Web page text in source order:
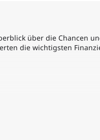
über die Chancen
die wichtigsten
Venture Capital oder
Gründungen durch das